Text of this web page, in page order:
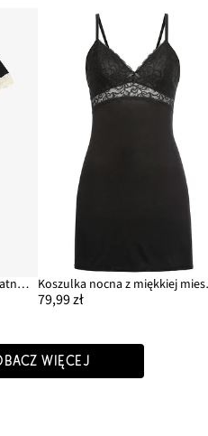
Krótka koszula nocna z delikatną koronką
79,99 zł
WIĘCEJ